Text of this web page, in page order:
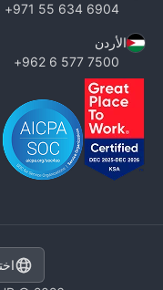
6904 634 55 971+
الأردن
7500 577 6 962+